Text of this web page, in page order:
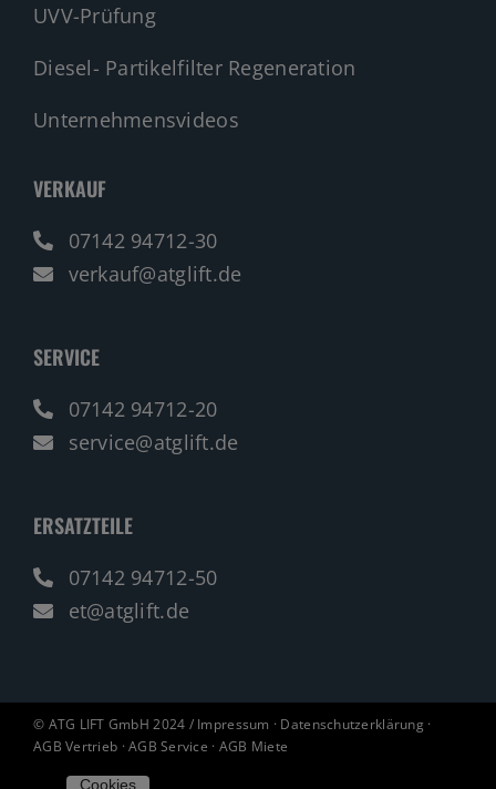
UVV-Prüfung
Diesel- Partikelfilter Regeneration
Unternehmensvideos
VERKAUF
07142 94712-30
verkauf@atglift.de
SERVICE
07142 94712-20
service@atglift.de
ERSATZTEILE
07142 94712-50
et@atglift.de
© ATG LIFT GmbH 2024 / Impressum · Datenschutzerklärung ·
AGB Vertrieb ·AGB Service · AGB Miete
Cookies